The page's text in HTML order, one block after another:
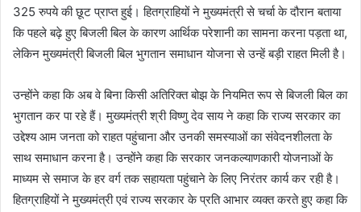
325 रुपये की छूट प्राप्त हुई। हितग्राहियों ने मुख्यमंत्री से चर्चा के दौरान बताया
कि पहले बढ़े हुए बिजली बिल के कारण आर्थिक परेशानी का सामना करना पड़ता था,
लेकिन मुख्यमंत्री बिजली बिल भुगतान समाधान योजना से उन्हें बड़ी राहत मिली है।
उन्होंने कहा कि अब वे बिना किसी अतिरिक्त बोझ के नियमित रूप से बिजली बिल का
भुगतान कर पा रहे हैं। मुख्यमंत्री श्री विष्णु देव साय ने कहा कि राज्य सरकार का
उद्देश्य आम जनता को राहत पहुंचाना और उनकी समस्याओं का संवेदनशीलता के
साथ समाधान करना है। उन्होंने कहा कि सरकार जनकल्याणकारी योजनाओं के
माध्यम से समाज के हर वर्ग तक सहायता पहुंचाने के लिए निरंतर कार्य कर रही है।
हितग्राहियों ने मुख्यमंत्री एवं राज्य सरकार के प्रति आभार व्यक्त करते हुए कहा कि